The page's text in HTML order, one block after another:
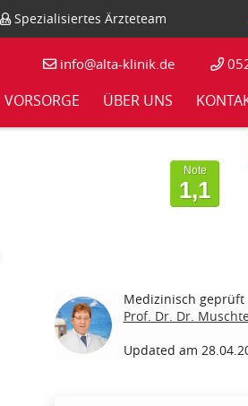
Spezialisiertes Ärzteteam
VORSORGE ÜBER UNS
info@alta-klinik.de
Note
1,1
Medizinisch geprüft
Prof. Dr. Dr.
Updated am